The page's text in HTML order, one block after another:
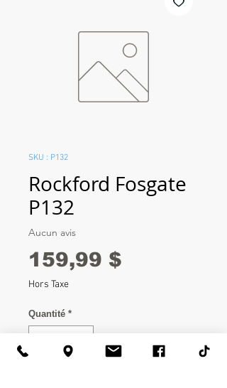
SKU : P132
Rockford Fosgate
P132
Aucun avis
159,99 $
Hors Taxe
Quantité *